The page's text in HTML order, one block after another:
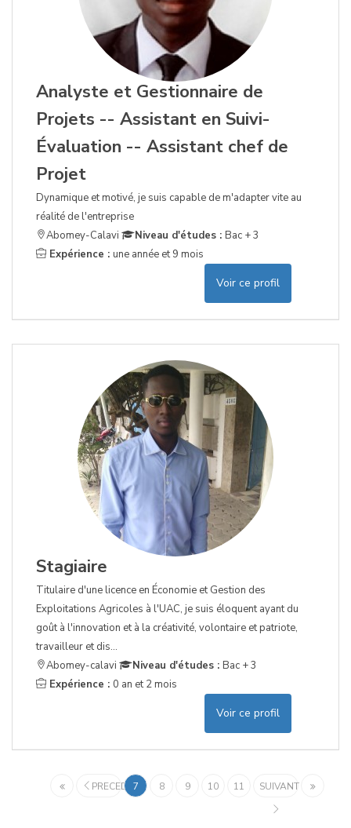
Analyste et Gestionnaire de
Projets -- Assistant en Suivi-
Évaluation -- Assistant chef de
Projet
Dynamique et motivé, je suis capable de m'adapter vite au
réalité de l'entreprise
Abomey-Calavi
Niveau d'études : Bac + 3
Expérience : une année et 9 mois
Voir ce profil
Stagiaire
Titulaire d'une licence en Économie et Gestion des
Exploitations Agricoles à l'UAC, je suis éloquent ayant du
goût à l'innovation et à la créativité, volontaire et patriote,
travailleur et dis...
Abomey-calavi
Niveau d'études : Bac + 3
Expérience : 0 an et 2 mois
Voir ce profil
PRECEDENT
7 8 9 10 11 SUIVANT